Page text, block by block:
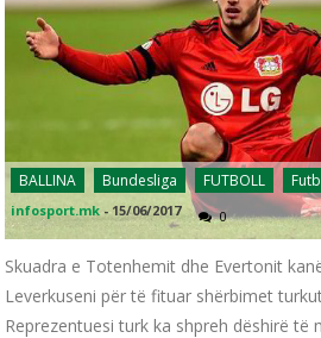
BALLINA Bundesliga FUTBOLL
infosport.mk -15/06/2017 0
Skuadra e Totenhemit dhe Evertonit
Leverkuseni për të fituar shërbimet
Reprezentuesi turk ka shpreh dëshirë të